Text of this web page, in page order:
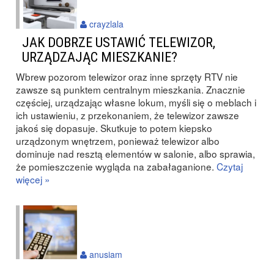
JAK DOBRZE USTAWIĆ TELEWIZOR,
URZĄDZAJĄC MIESZKANIE?
Wbrew pozorom telewizor oraz inne sprzęty RTV nie
zawsze są punktem centralnym mieszkania. Znacznie
częściej, urządzając własne lokum, myśli się o meblach i
ich ustawieniu, z przekonaniem, że telewizor zawsze
jakoś się dopasuje. Skutkuje to potem kiepsko
urządzonym wnętrzem, ponieważ telewizor albo
dominuje nad resztą elementów w salonie, albo sprawia,
że pomieszczenie wygląda na zabałaganione. Czytaj
więcej »
crayzlala
anusiam